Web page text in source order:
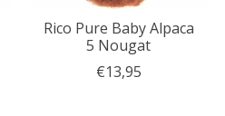
Rico Pure Baby Alpaca
5 Nougat
€13,95